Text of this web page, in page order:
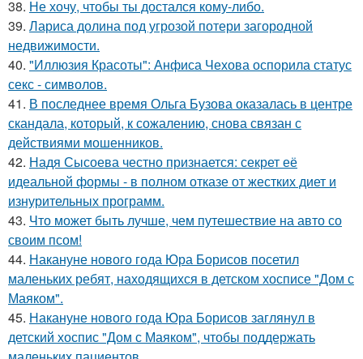
38. Не хочу, чтобы ты достался кому-либо.
39. Лариса долина под угрозой потери загородной
недвижимости.
40. "Иллюзия Красоты": Анфиса Чехова оспорила статус
секс - символов.
41. В последнее время Ольга Бузова оказалась в центре
скандала, который, к сожалению, снова связан с
действиями мошенников.
42. Надя Сысоева честно признается: секрет её
идеальной формы - в полном отказе от жестких диет и
изнурительных программ.
43. Что может быть лучше, чем путешествие на авто со
своим псом!
44. Накануне нового года Юра Борисов посетил
маленьких ребят, находящихся в детском хосписе "Дом с
Маяком".
45. Накануне нового года Юра Борисов заглянул в
детский хоспис "Дом с Маяком", чтобы поддержать